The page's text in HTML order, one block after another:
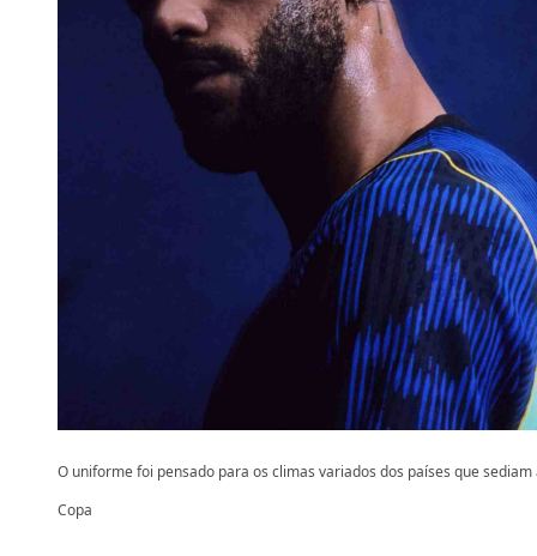
O uniforme foi pensado para os climas variados dos países que sediam
Copa